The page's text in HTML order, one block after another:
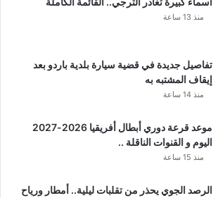
منذ 13 ساعة
تفاصيل جديدة في قضية سيارة بلدية باردو بعد
إيقاف المشتبه به
منذ 14 ساعة
موعد قرعة دوري أبطال أفريقيا 2026-2027
اليوم و القنوات الناقلة ..
منذ 15 ساعة
الرصد الجوي يحذر من تقلبات ليلية.. أمطار ورياح